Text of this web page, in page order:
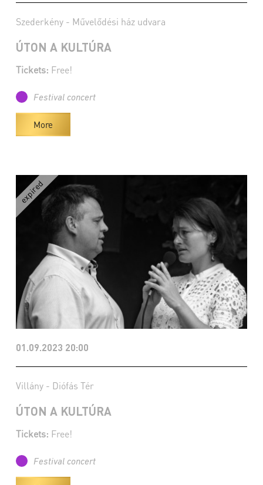
Szederkény - Művelődési ház udvara
ÚTON A KULTÚRA
Tickets: Free!
Festival concert
More
01.09.2023 20:00
Villány - Diófás Tér
ÚTON A KULTÚRA
Tickets: Free!
Festival concert